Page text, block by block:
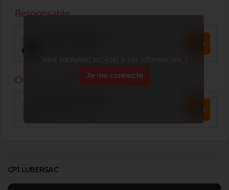
Vous souhaitez accéder à ces informations ?
Je me connecte
CPI LUBERSAC